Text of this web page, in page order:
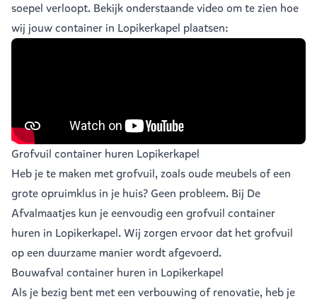
soepel verloopt. Bekijk onderstaande video om te zien hoe
wij jouw container in Lopikerkapel plaatsen:
Grofvuil container huren Lopikerkapel
Heb je te maken met grofvuil, zoals oude meubels of een
grote opruimklus in je huis? Geen probleem. Bij De
Afvalmaatjes kun je eenvoudig een grofvuil container
huren in Lopikerkapel. Wij zorgen ervoor dat het grofvuil
op een duurzame manier wordt afgevoerd.
Bouwafval container huren in Lopikerkapel
Als je bezig bent met een verbouwing of renovatie, heb je